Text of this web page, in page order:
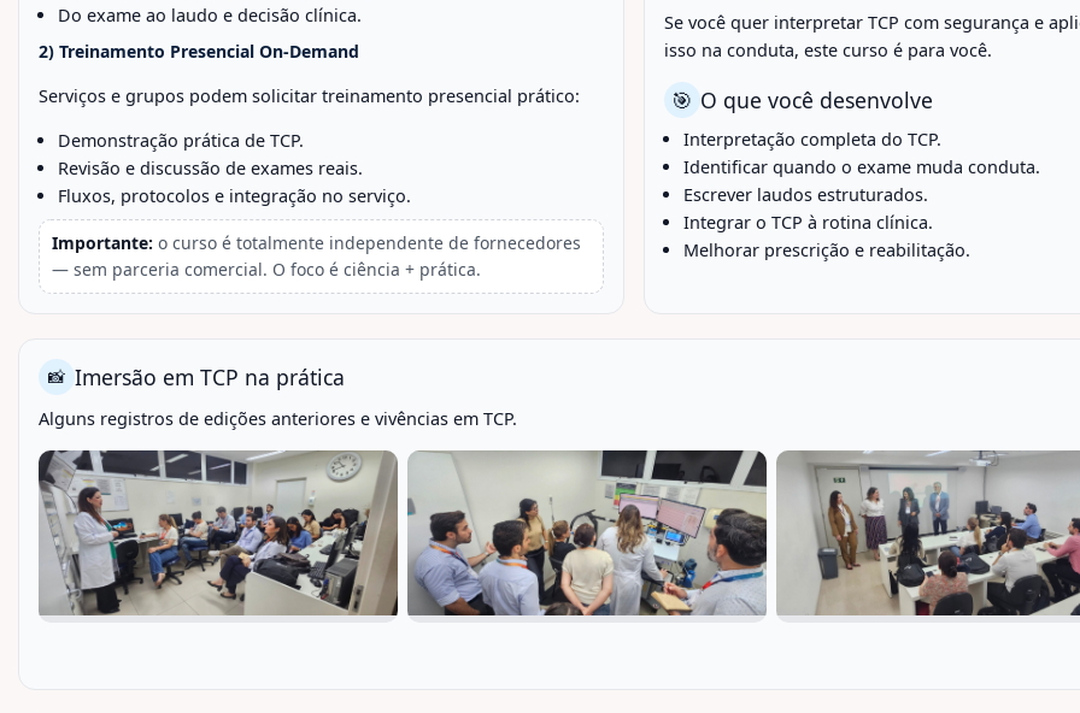
Do exame ao laudo e decisão clínica.
2) Treinamento Presencial On-Demand
Serviços e grupos podem solicitar treinamento presencial prático:
Demonstração prática de TCP.
Revisão e discussão de exames reais.
Fluxos, protocolos e integração no serviço.
Importante: o curso é totalmente independente de fornecedores
— sem parceria comercial. O foco é ciência + prática.
Se você quer interpretar TCP com segurança e
isso na conduta, este curso é para você.
🎯 O que você desenvolve
Interpretação completa do TCP.
Identificar quando o exame muda conduta.
Escrever laudos estruturados.
Integrar o TCP à rotina clínica.
Melhorar prescrição e reabilitação.
📸 Imersão em TCP na prática
Alguns registros de edições anteriores e vivências em TCP.